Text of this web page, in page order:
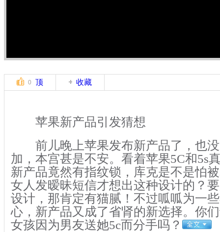
0 顶 收藏
苹果新产品引发猜想
前儿晚上苹果发布新产品了，也没
加，本宫甚是不安。看着苹果5C和5s
新产品竟然有指纹锁，库克是不是怕
女人发暧昧短信才想出这种设计的？
设计，那肯定有猫腻！不过呱呱为一
心，新产品又成了省肾的新选择。你
女孩因为男友送她5c而分手吗？